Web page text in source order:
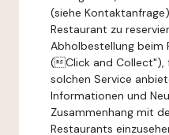
(siehe
Restaurant zu
Abholbestellung beim
(Click and Collect"),
solchen Service
Informationen und
Zusammenhang mit
Restaurants